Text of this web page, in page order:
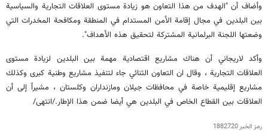
وأضاف أن "الهدف من هذا التعاون هو زيادة مستوى العلاقات التجارية والسياسية
بين البلدين في مجال إقامة الأمن المستدام في المنطقة ومكافحة المخدرات التي
وضعتها اللجنة البرلمانية المشتركة لتحقيق هذه الأهداف".
وأكد لاريجاني أن هناك مشاريع اقتصادية مهمة بين البلدين لزيادة مستوى
العلاقات التجارية ، وقال ان التعاون الثنائي جاء لتنفيذ مشاريع وطنية كبرى وكذلك
مشاريع إقليمية خاصة في محافظات جيلان ومازنداران وكلستان ، مشيراً إلى أن
العلاقات بين القطاع الخاص في البلدين هي أيضا ضمن هذا الإطار./انتهى/
رمز الخبر1882720